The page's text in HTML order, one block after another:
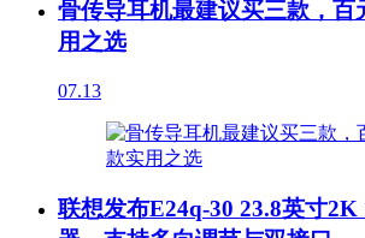
骨传导耳机最建议买三款，百
用之选
07.13
联想发布E24q-30 23.8英寸2K